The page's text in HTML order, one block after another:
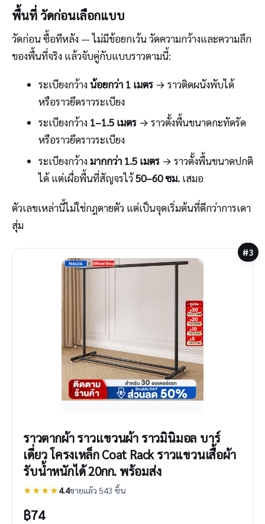
พื้นที่ วัดก่อนเลือกแบบ
วัดก่อน ซื้อทีหลัง — ไม่มีข้อยกเว้น วัดความกว้างและความลึก
ของพื้นที่จริง แล้วจับคู่กับแบบราวตามนี้:
ระเบียงกว้างน้อยกว่า 1 เมตร→ ราวติดผนังพับได้
หรือราวยึดราวระเบียง
ระเบียงกว้าง 1–1.5 เมตร→ ราวตั้งพื้นขนาดกะทัดรัด
หรือราวยึดราวระเบียง
ระเบียงกว้างมากกว่า 1.5 เมตร→ ราวตั้งพื้นขนาดปกติ
ได้ แต่เผื่อพื้นที่สัญจรไว้50–60 ซม.เสมอ
ตัวเลขเหล่านี้ไม่ใช่กฎตายตัว แต่เป็นจุดเริ่มต้นที่ดีกว่าการเดา
สุ่ม
#3
ราวตากผ้า ราวเเขวนผ้า ราวมินิมอล บาร์
เดี่ยว โครงเหล็ก Coat Rack ราวแขวนเสื้อผ้า
รับน้ำหนักได้ 20กก. พร้อมส่ง
★★★★4.4ขายแล้ว 543 ชิ้น
฿74